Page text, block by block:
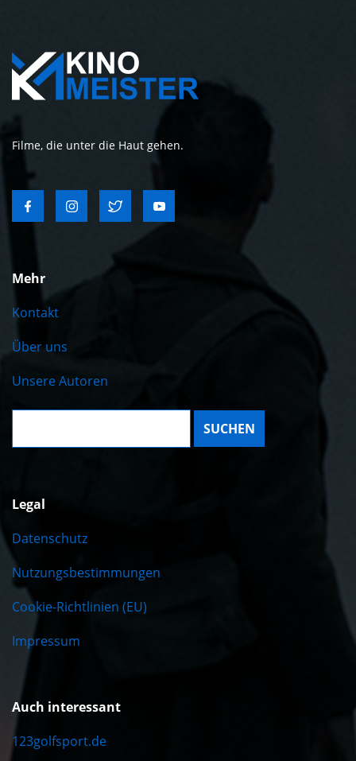
Filme, die unter die Haut gehen.
Mehr
Kontakt
Über uns
Unsere Autoren
Suche:
Legal
Datenschutz
Nutzungsbestimmungen
Cookie-Richtlinien (EU)
Impressum
Auch interessant
123golfsport.de